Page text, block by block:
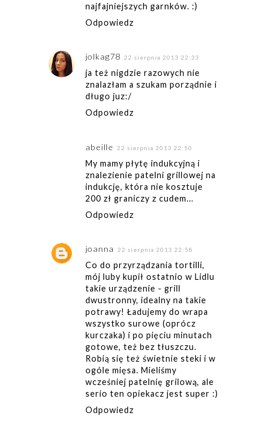
najfajniejszych garnków. :)
Odpowiedz
jolkag78 22 sierpnia 2013 22:33
ja też nigdzie razowych nie
znalazłam a szukam porządnie i
długo juz:/
Odpowiedz
abeille 22 sierpnia 2013 22:50
My mamy płytę indukcyjną i
znalezienie patelni grillowej na
indukcję, która nie kosztuje
200 zł graniczy z cudem...
Odpowiedz
joanna 22 sierpnia 2013 22:58
Co do przyrządzania tortilli,
mój luby kupił ostatnio w Lidlu
takie urządzenie - grill
dwustronny, idealny na takie
potrawy! Ładujemy do wrapa
wszystko surowe (oprócz
kurczaka) i po pięciu minutach
gotowe, też bez tłuszczu.
Robią się też świetnie steki i w
ogóle mięsa. Mieliśmy
wcześniej patelnię grilową, ale
serio ten opiekacz jest super :)
Odpowiedz